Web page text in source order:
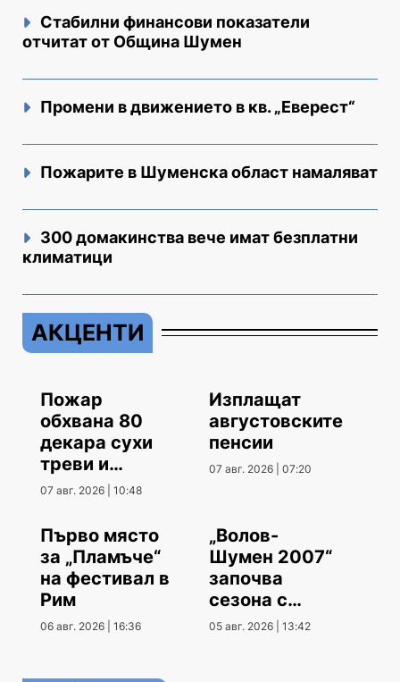
Стабилни финансови показатели
отчитат от Община Шумен
Промени в движението в кв. „Еверест“
Пожарите в Шуменска област намаляват
300 домакинства вече имат безплатни
климатици
АКЦЕНТИ
Пожар
обхвана 80
декара сухи
треви и
храсти
07 авг. 2026 | 10:48
Изплащат
августовските
пенсии
07 авг. 2026 | 07:20
Първо място
за „Пламъче“
на фестивал в
Рим
06 авг. 2026 | 16:36
„Волов-
Шумен 2007“
започва
сезона с
гостуване
05 авг. 2026 | 13:42